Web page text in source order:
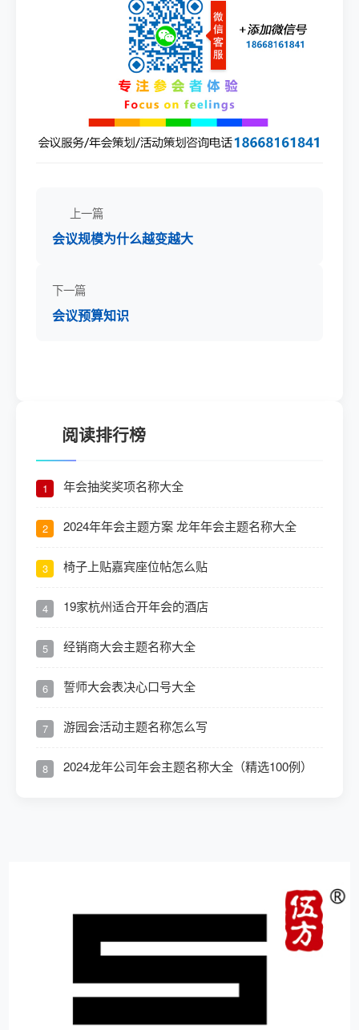
上一篇
会议规模为什么越变越大
下一篇
会议预算​知识
阅读排行榜
1 年会抽奖奖项名称大全
2 2024年年会主题方案 龙年年会主题名称大全
3 椅子上贴嘉宾座位帖怎么贴
4 19家杭州适合开年会的酒店
5 经销商大会主题名称大全
6 誓师大会表决心口号大全
7 游园会活动主题名称怎么写
8 2024龙年公司年会主题名称大全（精选100例）